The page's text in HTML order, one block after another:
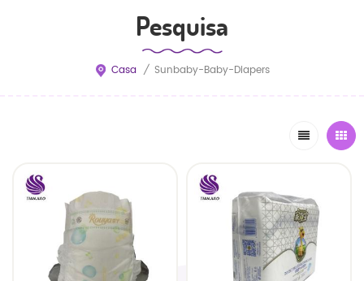
Pesquisa
Casa / Sunbaby-Baby-Diapers